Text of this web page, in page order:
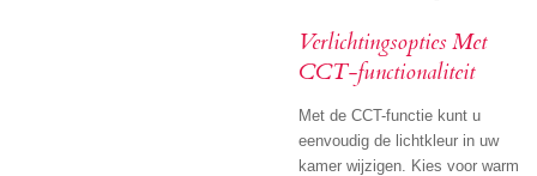
Verlichtingsopties Met
CCT-functionaliteit
Met de CCT-functie kunt u
eenvoudig de lichtkleur in uw
kamer wijzigen. Kies voor warm